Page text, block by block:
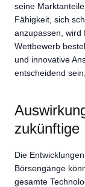
seine
Fähigkeit, sich
anzupassen, wird
Wettbewerb
und innovative
entscheidend
zukünftige
Die
Börsengänge
gesamte